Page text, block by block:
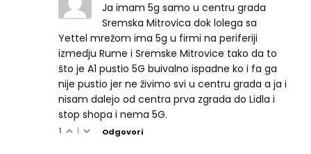
Ja imam 5g samo u centru grada
Sremska Mitrovica dok lolega sa
Yettel mrežom ima 5g u firmi na periferiji
izmedju Rume i Sremske Mitrovice tako da to
što je A1 pustio 5G buivalno ispadne ko i fa ga
nije pustio jer ne živimo svi u centru grada a ja i
nisam dalejo od centra prva zgrada do Lidla i
stop shopa i nema 5G.
1 | Odgovori